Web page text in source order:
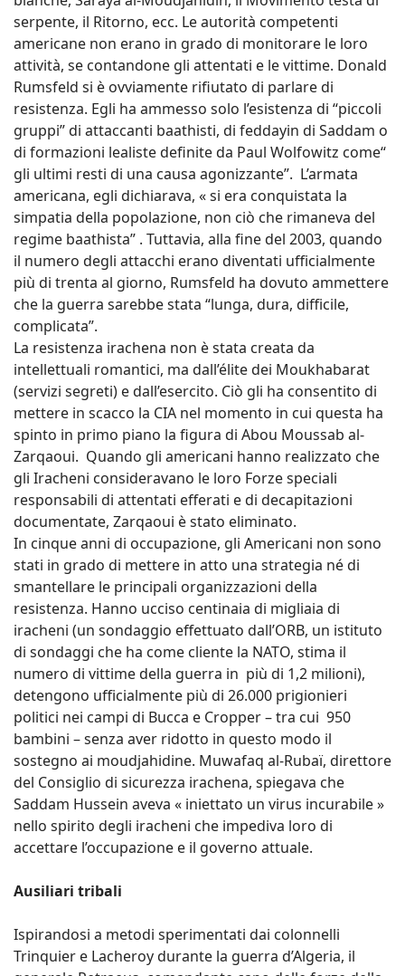
serpente, il Ritorno, ecc. Le autorità competenti
americane non erano in grado di monitorare le loro
attività, se contandone gli attentati e le vittime. Donald
Rumsfeld si è ovviamente rifiutato di parlare di
resistenza. Egli ha ammesso solo l’esistenza di “piccoli
gruppi” di attaccanti baathisti, di feddayin di Saddam o
di formazioni lealiste definite da Paul Wolfowitz come“
gli ultimi resti di una causa agonizzante”. L’armata
americana, egli dichiarava, « si era conquistata la
simpatia della popolazione, non ciò che rimaneva del
regime baathista” . Tuttavia, alla fine del 2003, quando
il numero degli attacchi erano diventati ufficialmente
più di trenta al giorno, Rumsfeld ha dovuto ammettere
che la guerra sarebbe stata “lunga, dura, difficile,
complicata”.
La resistenza irachena non è stata creata da
intellettuali romantici, ma dall’élite dei Moukhabarat
(servizi segreti) e dall’esercito. Ciò gli ha consentito di
mettere in scacco la CIA nel momento in cui questa ha
spinto in primo piano la figura di Abou Moussab al-
Zarqaoui. Quando gli americani hanno realizzato che
gli Iracheni consideravano le loro Forze speciali
responsabili di attentati efferati e di decapitazioni
documentate, Zarqaoui è stato eliminato.
In cinque anni di occupazione, gli Americani non sono
stati in grado di mettere in atto una strategia né di
smantellare le principali organizzazioni della
resistenza. Hanno ucciso centinaia di migliaia di
iracheni (un sondaggio effettuato dall’ORB, un istituto
di sondaggi che ha come cliente la NATO, stima il
numero di vittime della guerra in più di 1,2 milioni),
detengono ufficialmente più di 26.000 prigionieri
politici nei campi di Bucca e Cropper – tra cui 950
bambini – senza aver ridotto in questo modo il
sostegno ai moudjahidine. Muwafaq al-Rubaï, direttore
del Consiglio di sicurezza irachena, spiegava che
Saddam Hussein aveva « iniettato un virus incurabile »
nello spirito degli iracheni che impediva loro di
accettare l’occupazione e il governo attuale.
Ausiliari tribali
Ispirandosi a metodi sperimentati dai colonnelli
Trinquier e Lacheroy durante la guerra d’Algeria, il